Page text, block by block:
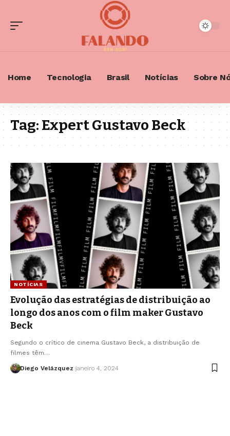
Home Tecnologia Brasil Notícias Sobre
Tag:Expert Gustavo Beck
NOTÍCIAS
Evolução das estratégias de distribuição ao
longo dos anos com o film maker Gustavo
Beck
Segundo o crítico de cinema Gustavo Beck, a distribuição de
filmes têm…
Diego Velázquez janeiro 4, 2024